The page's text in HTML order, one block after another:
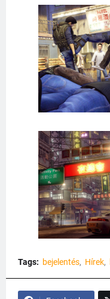
Tags: bejelentés Hírek